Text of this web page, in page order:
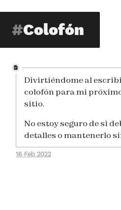
Colofón
Divirtiéndome al
colofón para mi
sitio.
No estoy seguro de si
detalles o mantenerlo
16 Feb 2022